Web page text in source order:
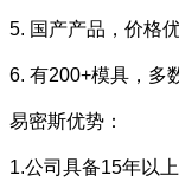
5. 国产产品，价格
6. 有200+模具，多
易密斯优势：
1.公司具备15年以